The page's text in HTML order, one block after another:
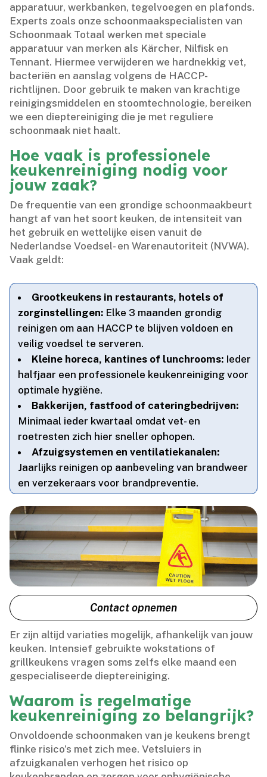
apparatuur, werkbanken, tegelvoegen en plafonds.​
Experts zoals onze schoonmaakspecialisten van
Schoonmaak Totaal werken met speciale
apparatuur van merken als Kärcher, Nilfisk en
Tennant.​ Hiermee verwijderen we hardnekkig vet,
bacteriën en aanslag volgens de HACCP-
richtlijnen.​ Door gebruik te maken van krachtige
reinigingsmiddelen en stoomtechnologie, bereiken
we een dieptereiniging die je met reguliere
schoonmaak niet haalt.​
Hoe vaak is professionele
keukenreiniging nodig voor
jouw zaak?
De frequentie van een grondige schoonmaakbeurt
hangt af van het soort keuken, de intensiteit van
het gebruik en wettelijke eisen vanuit de
Nederlandse Voedsel- en Warenautoriteit (NVWA).​
Vaak geldt:
Grootkeukens in restaurants, hotels of
zorginstellingen: Elke 3 maanden grondig
reinigen om aan HACCP te blijven voldoen en
veilig voedsel te serveren.​
Kleine horeca, kantines of lunchrooms: Ieder
halfjaar een professionele keukenreiniging voor
optimale hygiëne.​
Bakkerijen, fastfood of cateringbedrijven:
Minimaal ieder kwartaal omdat vet- en
roetresten zich hier sneller ophopen.​
Afzuigsystemen en ventilatiekanalen:
Jaarlijks reinigen op aanbeveling van brandweer
en verzekeraars voor brandpreventie.​
Contact opnemen
Er zijn altijd variaties mogelijk, afhankelijk van jouw
keuken.​ Intensief gebruikte wokstations of
grillkeukens vragen soms zelfs elke maand een
gespecialiseerde dieptereiniging.​
Waarom is regelmatige
keukenreiniging zo belangrijk?
Onvoldoende schoonmaken van je keukens brengt
flinke risico’s met zich mee.​ Vetsluiers in
afzuigkanalen verhogen het risico op